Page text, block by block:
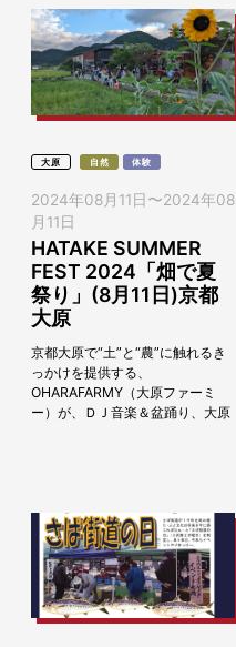
大原 自然 体験
2024年08月11日 〜2024年08
月11日
HATAKE SUMMER
FEST 2024「畑で夏
祭り」(8月11日)京都
大原
京都大原で“土”と“農”に触れるき
っかけを提供する、
OHARAFARMY（大原ファーミ
ー）が、ＤＪ音楽＆盆踊り、大原